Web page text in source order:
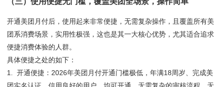
开通美团月付后，使用起来非常便捷，无需复杂操作，且覆盖所有美
团系消费场景，实用性极强，这也是其一大核心优势，尤其适合追求
便捷消费体验的人群。
具体便捷之处的如下：
1. 开通便捷：2026年美团月付开通门槛极低，年满18周岁、完成美
团实名认证、信用良好的用户，均可开通，无需复杂的审核流程，无